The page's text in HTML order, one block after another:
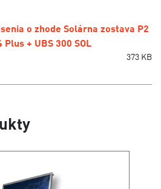
o zhode Solárna zostava P2
+ UBS 300 SOL
373 KB